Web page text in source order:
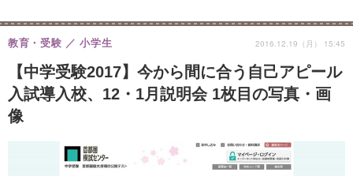
【中学受験2017】今から間に合う自己アピール
入試導入校、12・1月説明会 1枚目の写真・画
像
教育・受験 小学生 2016.12.19（月） 15:45